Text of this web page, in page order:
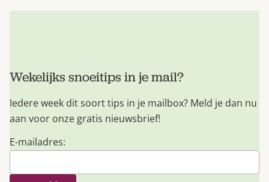
Wekelijks snoeitips in je mail?
Iedere week dit soort tips in je mailbox? Meld je dan nu
aan voor onze gratis nieuwsbrief!
E-mailadres: